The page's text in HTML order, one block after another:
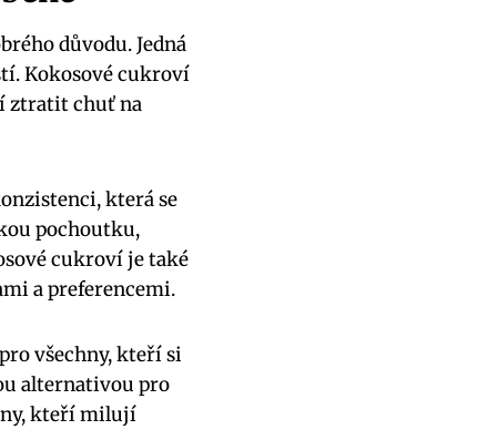
důvodu. Jedná
Kokosové cukroví
ztratit chuť na
která se
pochoutku,
cukroví je také
a preferencemi.
všechny, kteří si
alternativou pro
kteří milují